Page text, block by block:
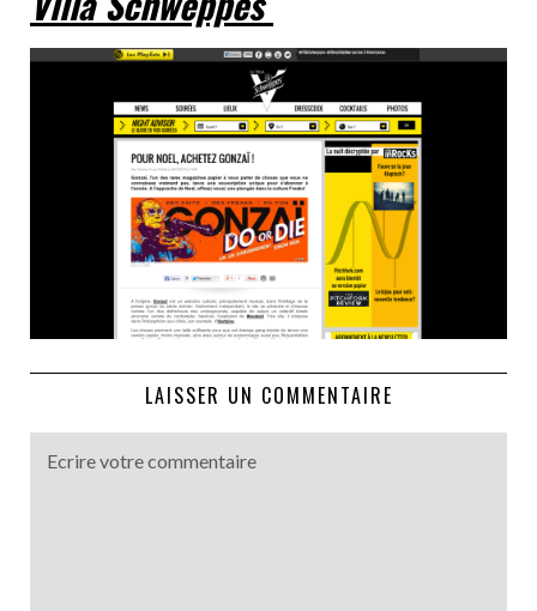
LAISSER UN COMMENTAIRE